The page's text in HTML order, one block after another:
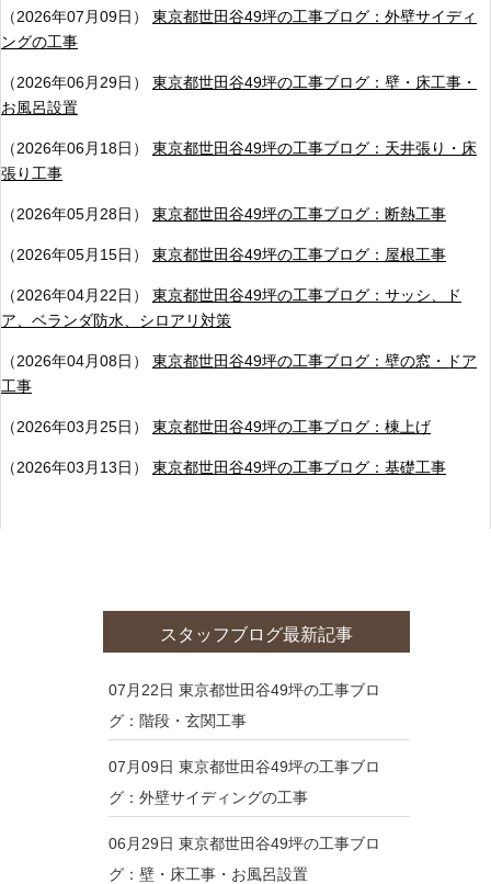
（2026年07月09日） 東京都世田谷49坪の工事ブログ：外壁サイディ
ングの工事
（2026年06月29日） 東京都世田谷49坪の工事ブログ：壁・床工事・
お風呂設置
（2026年06月18日） 東京都世田谷49坪の工事ブログ：天井張り・床
張り工事
（2026年05月28日） 東京都世田谷49坪の工事ブログ：断熱工事
（2026年05月15日） 東京都世田谷49坪の工事ブログ：屋根工事
（2026年04月22日） 東京都世田谷49坪の工事ブログ：サッシ、ド
ア、ベランダ防水、シロアリ対策
（2026年04月08日） 東京都世田谷49坪の工事ブログ：壁の窓・ドア
工事
（2026年03月25日） 東京都世田谷49坪の工事ブログ：棟上げ
（2026年03月13日） 東京都世田谷49坪の工事ブログ：基礎工事
スタッフブログ最新記事
07月22日 東京都世田谷49坪の工事ブロ
グ：階段・玄関工事
07月09日 東京都世田谷49坪の工事ブロ
グ：外壁サイディングの工事
06月29日 東京都世田谷49坪の工事ブロ
グ：壁・床工事・お風呂設置